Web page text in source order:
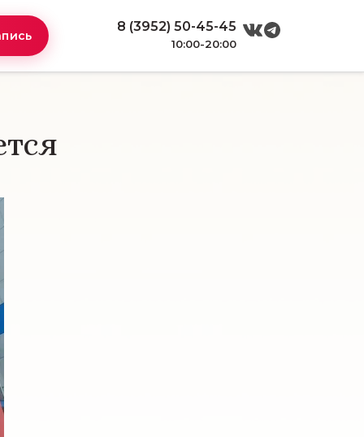
8 (3952) 50-45-45
10:00-20:00